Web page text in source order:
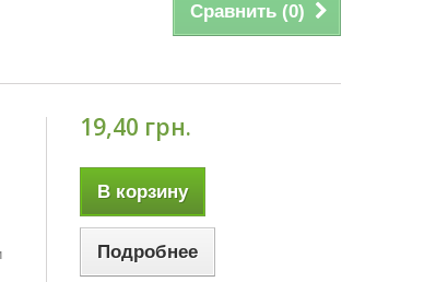
Сравнить (0)
19,40 грн.
В корзину
Подробнее